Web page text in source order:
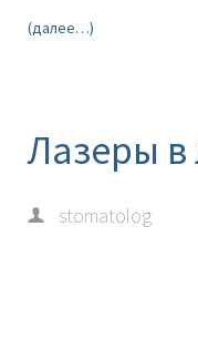
(далее…)
Лазеры в
stomatolog